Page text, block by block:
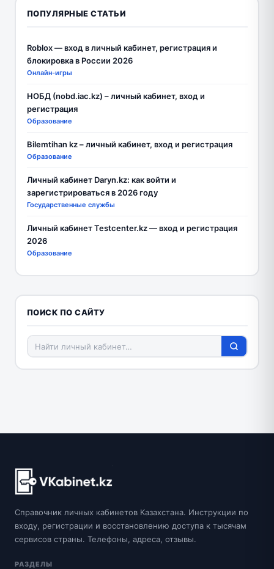
ПОПУЛЯРНЫЕ СТАТЬИ
Roblox — вход в личный кабинет, регистрация и
блокировка в России 2026
Онлайн-игры
НОБД (nobd.iac.kz) – личный кабинет, вход и
регистрация
Образование
Bilemtihan kz – личный кабинет, вход и регистрация
Образование
Личный кабинет Daryn.kz: как войти и
зарегистрироваться в 2026 году
Государственные службы
Личный кабинет Testcenter.kz — вход и регистрация
2026
Образование
ПОИСК ПО САЙТУ
Справочник личных кабинетов Казахстана. Инструкции по
входу, регистрации и восстановлению доступа к тысячам
сервисов страны. Телефоны, адреса, отзывы.
РАЗДЕЛЫ